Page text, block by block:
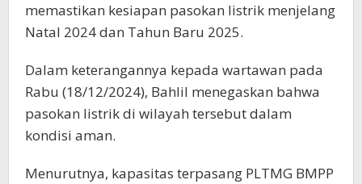
memastikan kesiapan pasokan listrik menjelang
Natal 2024 dan Tahun Baru 2025.
Dalam keterangannya kepada wartawan pada
Rabu (18/12/2024), Bahlil menegaskan bahwa
pasokan listrik di wilayah tersebut dalam
kondisi aman.
Menurutnya, kapasitas terpasang PLTMG BMPP